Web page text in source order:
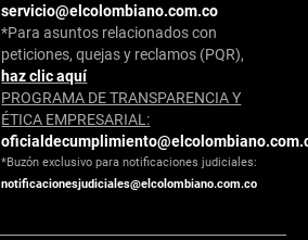
servicio@elcolombiano.com.co
*Para asuntos relacionados con
peticiones, quejas y reclamos (PQR),
haz clic aquí
PROGRAMA DE TRANSPARENCIA Y
ÉTICA EMPRESARIAL:
*Buzón exclusivo para notificaciones judiciales:
notificacionesjudiciales@elcolombiano.com.co